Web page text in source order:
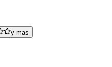
y mas